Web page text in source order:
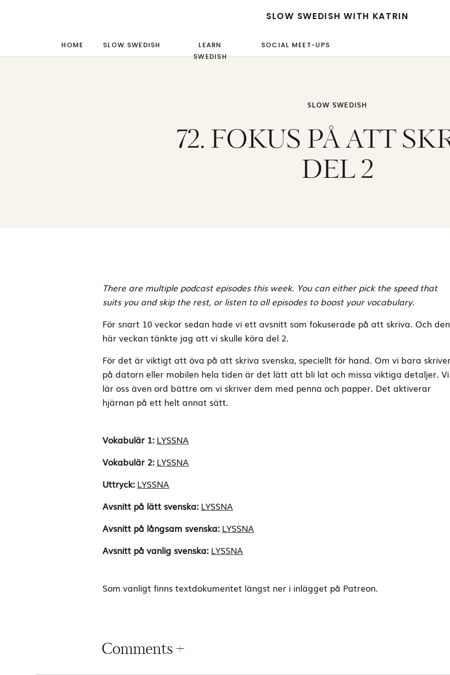
SLOW SWEDISH WITH KATRIN
SLOW SWEDISH
HOME SOCIAL MEET-UPS
LEARN
SWEDISH
72. FOKUS PÅ ATT
DEL 2
SLOW SWEDISH
There are multiple podcast episodes this week. You can either pick the speed that
suits you and skip the rest, or listen to all episodes to boost your vocabulary.
För snart 10 veckor sedan hade vi ett avsnitt som fokuserade på att skriva. Och den
här veckan tänkte jag att vi skulle köra del 2.
För det är viktigt att öva på att skriva svenska, speciellt för hand. Om vi bara
på datorn eller mobilen hela tiden är det lätt att bli lat och missa viktiga detaljer. Vi
lär oss även ord bättre om vi skriver dem med penna och papper. Det aktiverar
hjärnan på ett helt annat sätt.
Vokabulär 1: LYSSNA
Vokabulär 2: LYSSNA
Uttryck: LYSSNA
Avsnitt på lätt svenska: LYSSNA
Avsnitt på långsam svenska: LYSSNA
Avsnitt på vanlig svenska: LYSSNA
Som vanligt finns textdokumentet längst ner i inlägget på Patreon.
Comments +